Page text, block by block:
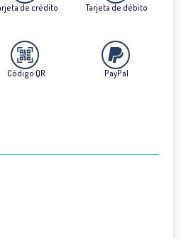
de crédito Tarjeta de débito
Código QR PayPal